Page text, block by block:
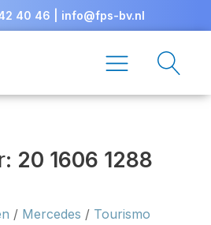
40 46 info@fps-bv.nl
20 1606 1288
/ Mercedes / Tourismo